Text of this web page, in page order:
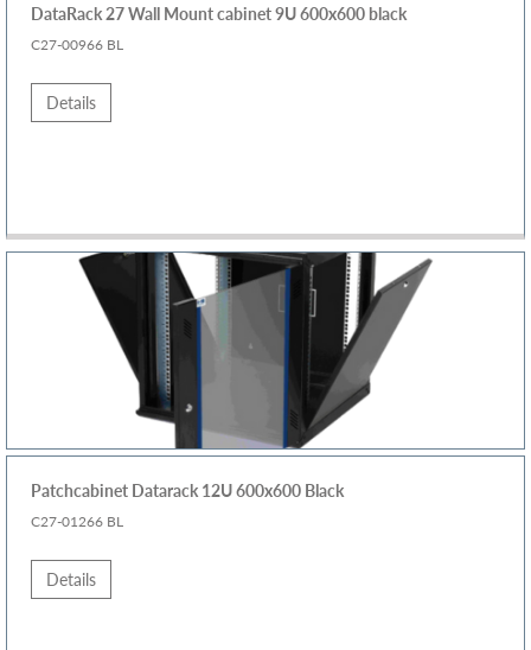
DataRack 27 Wall Mount cabinet 9U 600x600 black
C27-00966 BL
Details
Patchcabinet Datarack 12U 600x600 Black
C27-01266 BL
Details